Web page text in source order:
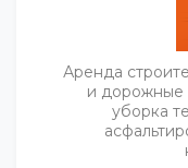
Аренда
и дорожные
уборка